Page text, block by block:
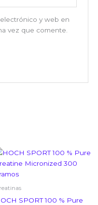
y web en
vez que comente.
SPORT 100 % Pure